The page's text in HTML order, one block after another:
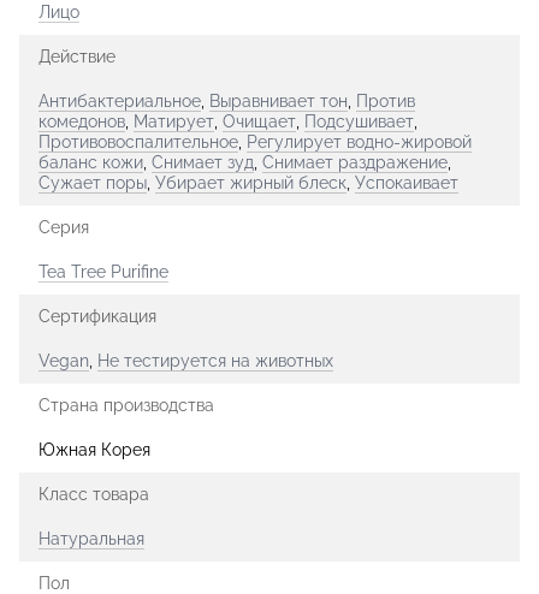
Лицо
Действие
Антибактериальное Выравнивает тон
Против
комедонов Матирует Очищает Подсушивает
Противовоспалительное Регулирует водно-жировой
баланс кожи Снимает зуд Снимает раздражение
Сужает поры Убирает жирный блеск Успокаивает
Серия
Tea Tree Purifine
Сертификация
Vegan Не тестируется на животных
Страна производства
Южная Корея
Класс товара
Натуральная
Пол